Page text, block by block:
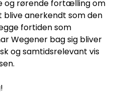
og rørende fortælling om
blive anerkendt som den
fortiden som
Wegener bag sig bliver
og samtidsrelevant vis